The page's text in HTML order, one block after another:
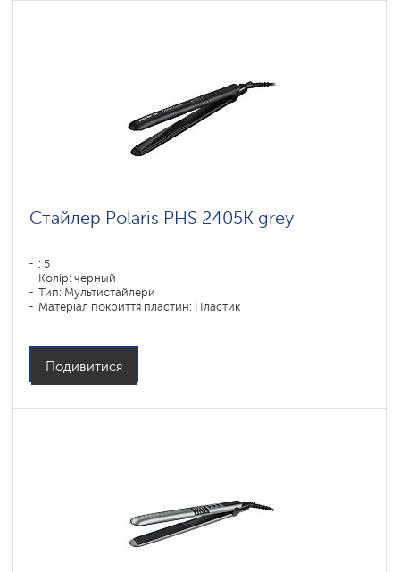
Стайлер Polaris PHS 2405K grey
: 5
Колір: черный
Тип: Мультистайлери
Матеріал покриття пластин: Пластик
Подивитися